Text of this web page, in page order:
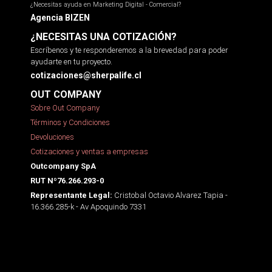
¿Necesitas ayuda en Marketing Digital - Comercial?
Agencia BIZEN
¿NECESITAS UNA COTIZACIÓN?
Escríbenos y te responderemos a la brevedad para poder
ayudarte en tu proyecto.
cotizaciones@sherpalife.cl
OUT COMPANY
Sobre Out Company
Términos y Condiciones
Devoluciones
Cotizaciones y ventas a empresas
Outcompany SpA
RUT Nº76.266.293-0
Representante Legal: Cristobal Octavio Alvarez Tapia -
16.366.285-k - Av Apoquindo 7331